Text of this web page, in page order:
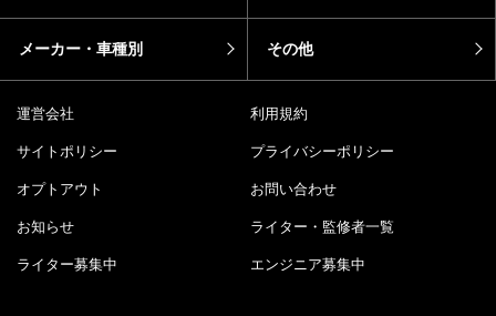
メーカー・車種別 その他
運営会社 利用規約
サイトポリシー プライバシーポリシー
オプトアウト お問い合わせ
お知らせ ライター・監修者一覧
ライター募集中 エンジニア募集中